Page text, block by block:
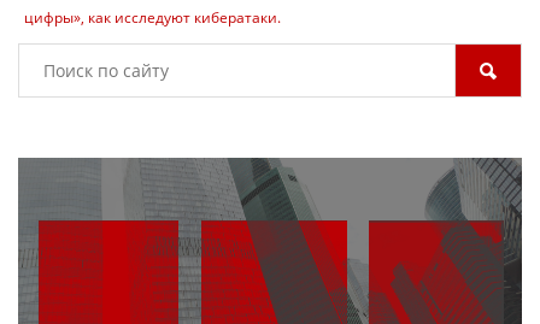
цифры», как исследуют кибератаки.